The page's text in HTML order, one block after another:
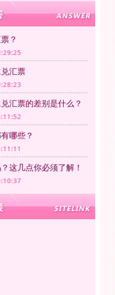
？
汇票
汇票的差别是什么？
哪些？
这几点你必须了解！